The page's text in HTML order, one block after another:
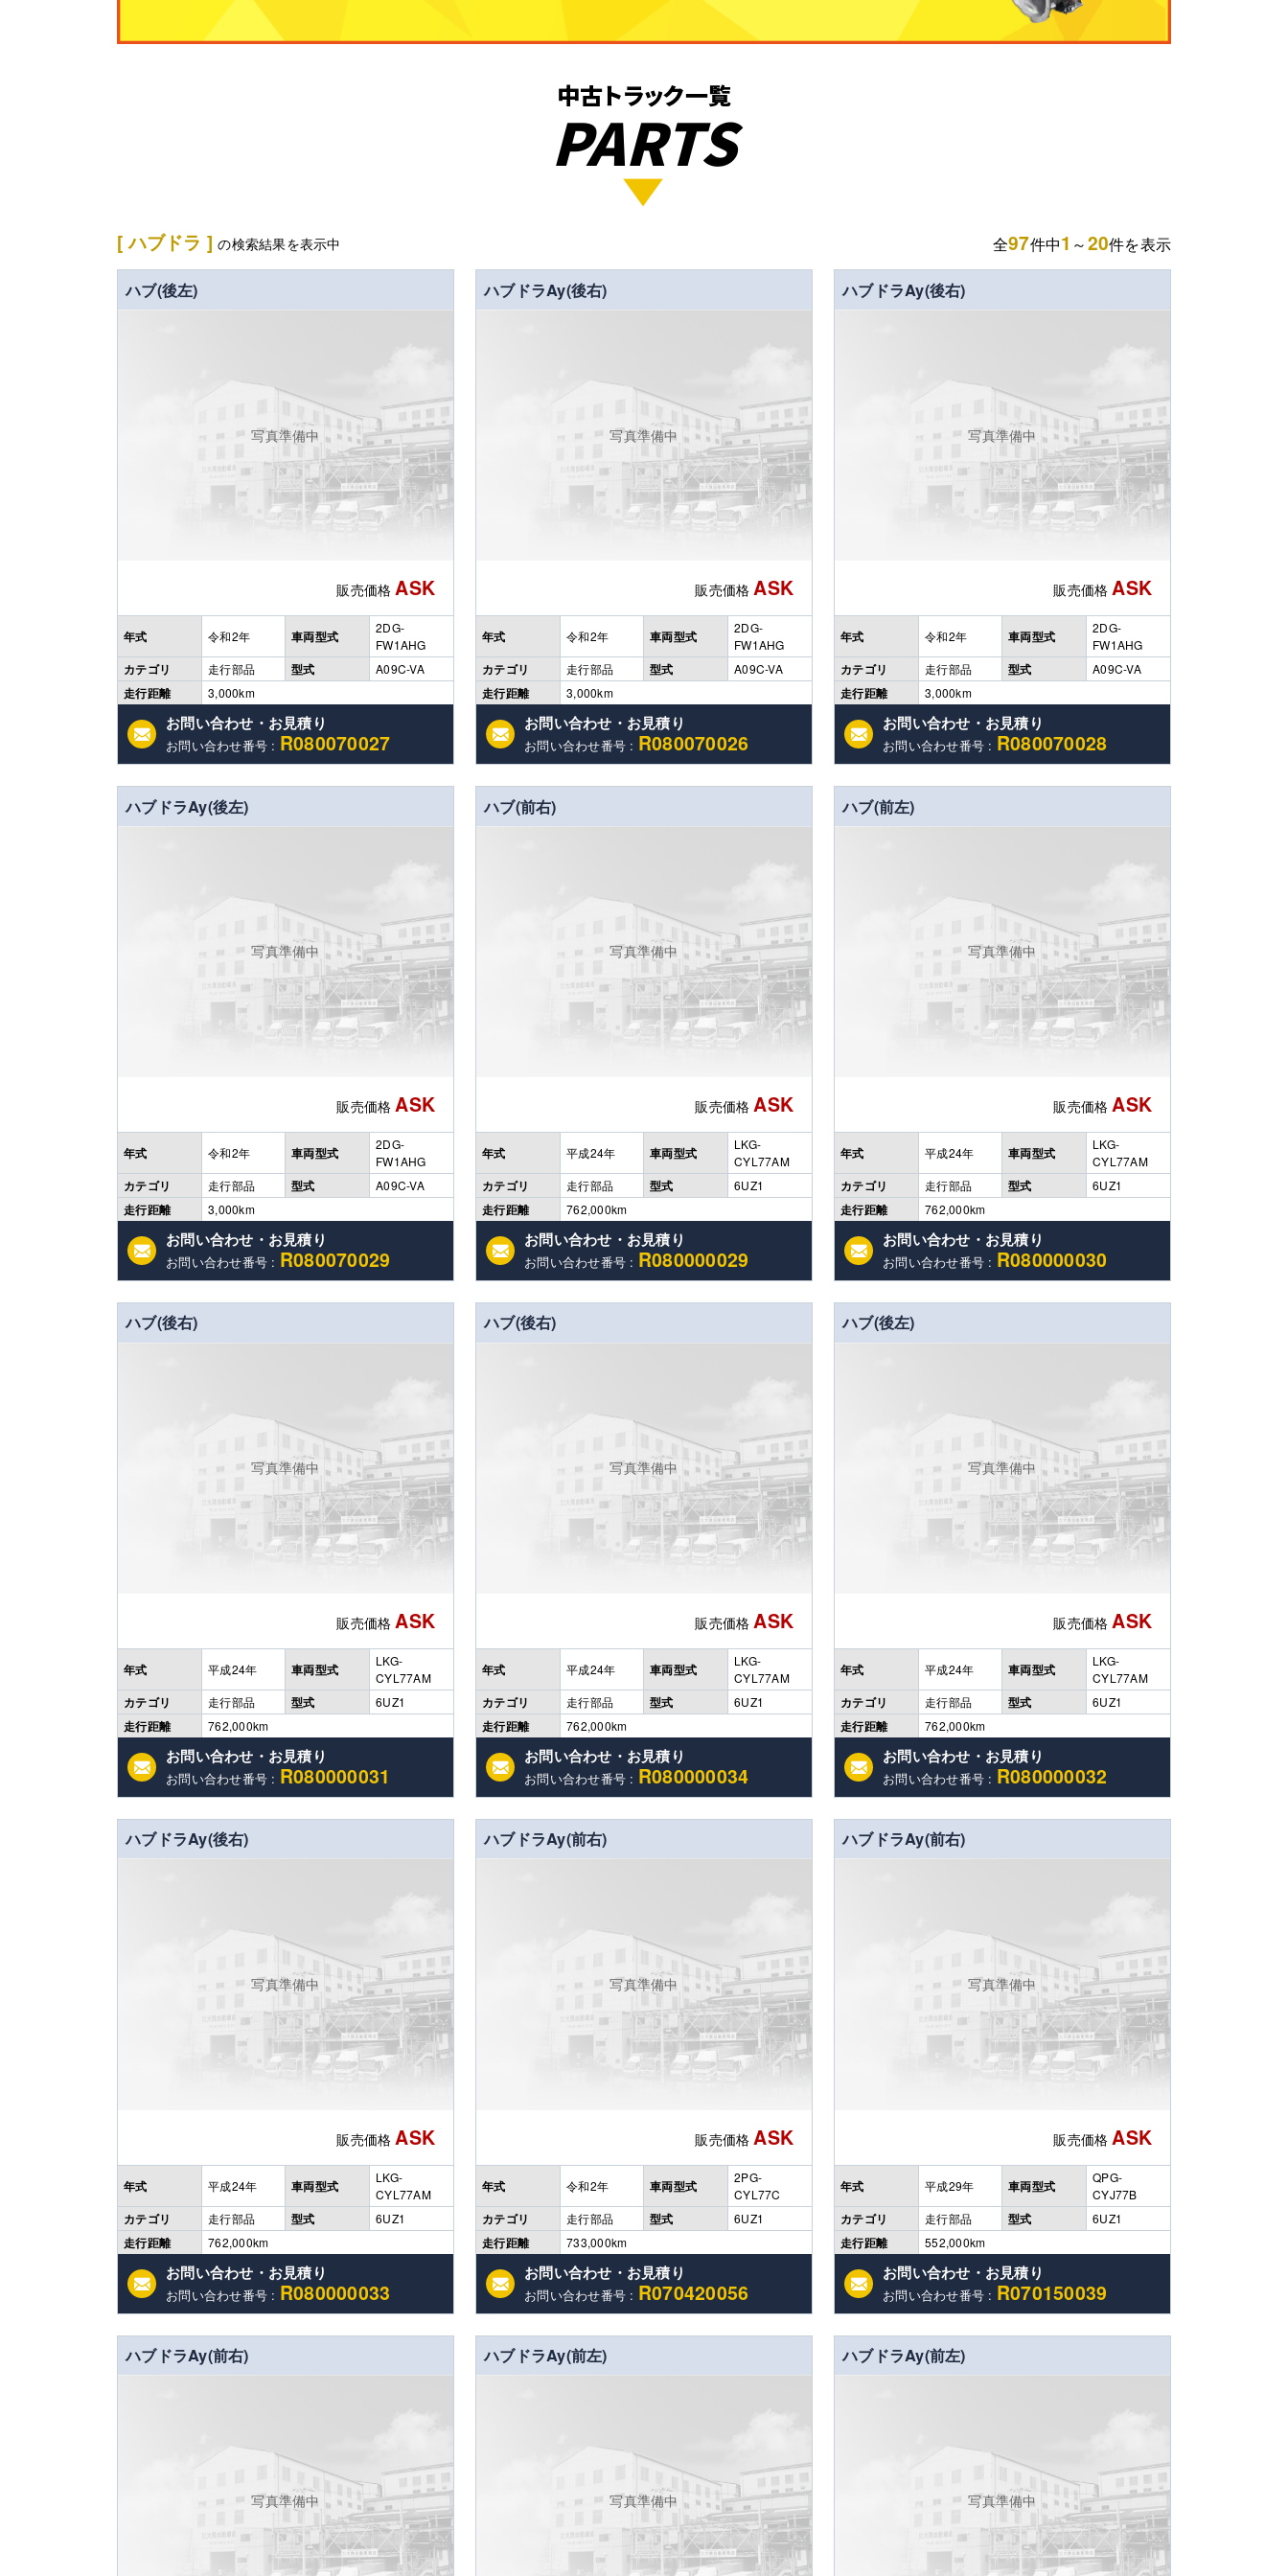
中古トラック一覧
PARTS
[ ハブドラ ]の検索結果を表示中 全97件中1 ～20件を表示
ハブ(後左)
写真準備中
販売価格 ASK
年式 令和2年 車両型式
2DG-
FW1AHG
カテゴリ 走行部品 型式 A09C-VA
走行距離 3,000km
お問い合わせ・お見積り
お問い合わせ番号 : R080070027
ハブドラAy(後右)
写真準備中
販売価格 ASK
年式 令和2年 車両型式
2DG-
FW1AHG
カテゴリ 走行部品 型式 A09C-VA
走行距離 3,000km
お問い合わせ・お見積り
お問い合わせ番号 : R080070026
ハブドラAy(後右)
写真準備中
販売価格 ASK
年式 令和2年 車両型式
2DG-
FW1AHG
カテゴリ 走行部品 型式 A09C-VA
走行距離 3,000km
お問い合わせ・お見積り
お問い合わせ番号 : R080070028
ハブドラAy(後左)
写真準備中
販売価格 ASK
年式 令和2年 車両型式
2DG-
FW1AHG
カテゴリ 走行部品 型式 A09C-VA
走行距離 3,000km
お問い合わせ・お見積り
お問い合わせ番号 : R080070029
ハブ(前右)
写真準備中
販売価格 ASK
年式 平成24年 車両型式
LKG-
CYL77AM
カテゴリ 走行部品 型式 6UZ1
走行距離 762,000km
お問い合わせ・お見積り
お問い合わせ番号 : R080000029
ハブ(前左)
写真準備中
販売価格 ASK
年式 平成24年 車両型式
LKG-
CYL77AM
カテゴリ 走行部品 型式 6UZ1
走行距離 762,000km
お問い合わせ・お見積り
お問い合わせ番号 : R080000030
ハブ(後右)
写真準備中
販売価格 ASK
年式 平成24年 車両型式
LKG-
CYL77AM
カテゴリ 走行部品 型式 6UZ1
走行距離 762,000km
お問い合わせ・お見積り
お問い合わせ番号 : R080000031
ハブ(後右)
写真準備中
販売価格 ASK
年式 平成24年 車両型式
LKG-
CYL77AM
カテゴリ 走行部品 型式 6UZ1
走行距離 762,000km
お問い合わせ・お見積り
お問い合わせ番号 : R080000034
ハブ(後左)
写真準備中
販売価格 ASK
年式 平成24年 車両型式
LKG-
CYL77AM
カテゴリ 走行部品 型式 6UZ1
走行距離 762,000km
お問い合わせ・お見積り
お問い合わせ番号 : R080000032
ハブドラAy(後右)
写真準備中
販売価格 ASK
年式 平成24年 車両型式
LKG-
CYL77AM
カテゴリ 走行部品 型式 6UZ1
走行距離 762,000km
お問い合わせ・お見積り
お問い合わせ番号 : R080000033
ハブドラAy(前右)
写真準備中
販売価格 ASK
年式 令和2年 車両型式
2PG-
CYL77C
カテゴリ 走行部品 型式 6UZ1
走行距離 733,000km
お問い合わせ・お見積り
お問い合わせ番号 : R070420056
ハブドラAy(前右)
写真準備中
販売価格 ASK
年式 平成29年 車両型式
QPG-
CYJ77B
カテゴリ 走行部品 型式 6UZ1
走行距離 552,000km
お問い合わせ・お見積り
お問い合わせ番号 : R070150039
ハブドラAy(前右)
写真準備中
ハブドラAy(前左)
写真準備中
ハブドラAy(前左)
写真準備中